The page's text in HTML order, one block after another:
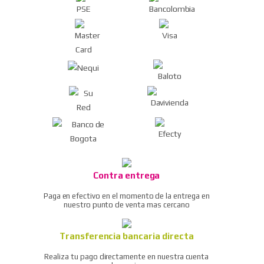
Ver todos
Aceptador cash code
sm repuestos
Aceptador cash code fl
Aceptador cash code fl
Ver todos
inalámbrico 4,8 v + 55
piezas SC048E
Kit herramienta básico
cautín
Kit herramienta básico
multímetro
profesional eclipse 500-
compresor/soplador del
Ratchet neumático / llave
de trinquete de aire
Contra entrega
Paga en efectivo en el momento de la entrega en
nuestro punto de venta mas cercano
Transferencia bancaria directa
Realiza tu pago directamente en nuestra cuenta